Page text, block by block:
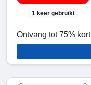
1 keer gebruikt
Ontvang tot 75%